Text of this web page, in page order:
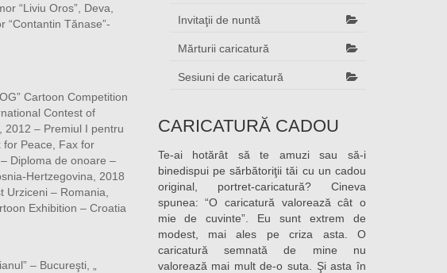
“Liviu Oros”, Deva,
“Contantin Tănase”-
Cartoon Competition
Contest of
2012 – Premiul I pentru
for Peace, Fax for
Diploma de onoare –
Hertzegovina, 2018
– Romania,
Exhibition – Croatia
– Bucureşti, „
Invitaţii de nuntă
Mărturii caricatură
Sesiuni de caricatură
CARICATURĂ CADOU
Te-ai hotărât să te amuzi sau să-i
binedispui pe sărbătoriţii tăi cu un cadou
original, portret-caricatură? Cineva
spunea: “O caricatură valorează cât o
mie de cuvinte”. Eu sunt extrem de
modest, mai ales pe criza asta. O
caricatură semnată de mine nu
valorează mai mult de-o suta. Şi asta în